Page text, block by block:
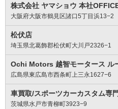
株式会社 ヤマショウ 本社
大阪府大阪市鶴見区諸口5丁目浜13−2
松伏店
埼玉県北葛飾郡松伏町大川戸2326−1
Ochi Motors 越智モータース ル
広島県東広島市西条町上三永1627−6
車買取/スポーツカーカスタム専
茨城県水戸市青柳町3923−9